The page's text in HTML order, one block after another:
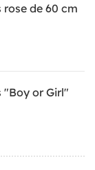
de 60 cm
or Girl"